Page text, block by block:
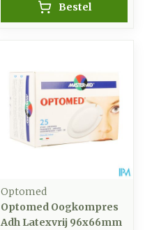
Bestel
Optomed
Optomed Oogkompres
Adh Latexvrij 96x66mm